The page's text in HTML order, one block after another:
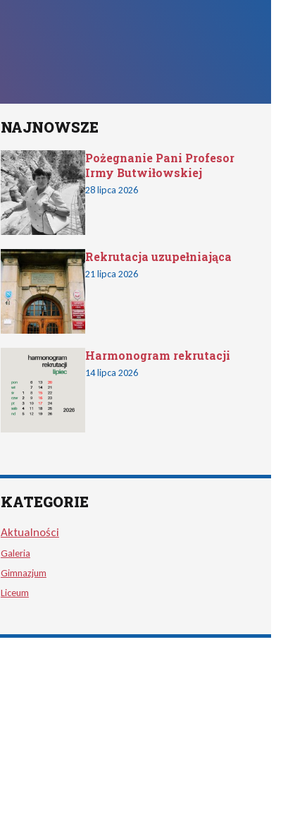
NAJNOWSZE
Pożegnanie Pani Profesor
Irmy Butwiłowskiej
28 lipca 2026
Rekrutacja uzupełniająca
21 lipca 2026
Harmonogram rekrutacji
14 lipca 2026
KATEGORIE
Aktualności
Galeria
Gimnazjum
Liceum